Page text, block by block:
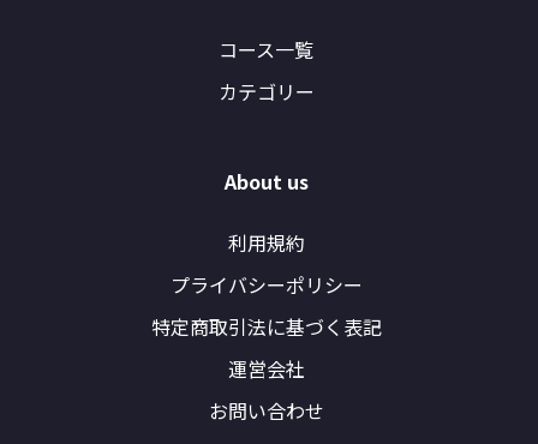
コース一覧
カテゴリー
About us
利用規約
プライバシーポリシー
特定商取引法に基づく表記
運営会社
お問い合わせ